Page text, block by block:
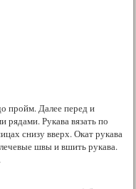
пройм. Далее перед и
рядами. Рукава вязать по
снизу вверх. Окат рукава
швы и вшить рукава.